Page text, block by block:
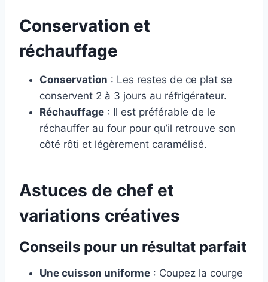
Conservation et
réchauffage
Conservation : Les restes de ce plat se
conservent 2 à 3 jours au réfrigérateur.
Réchauffage : Il est préférable de le
réchauffer au four pour qu’il retrouve son
côté rôti et légèrement caramélisé.
Astuces de chef et
variations créatives
Conseils pour un résultat parfait
Une cuisson uniforme : Coupez la courge